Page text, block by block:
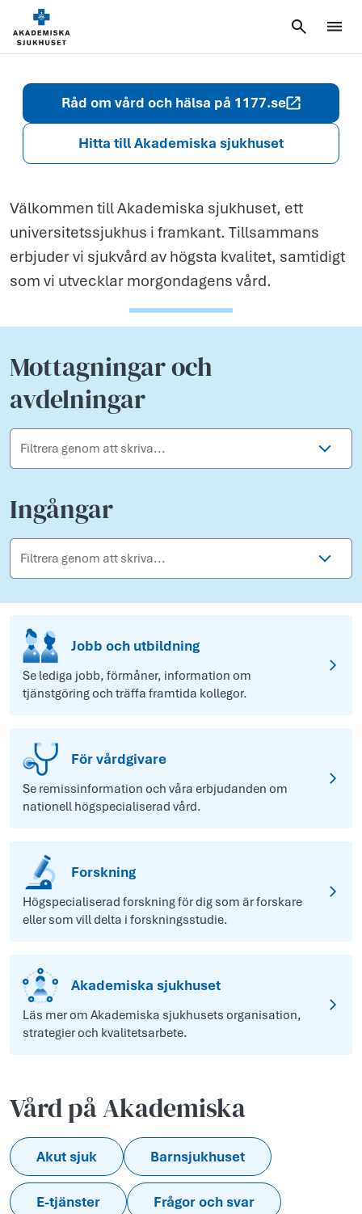
Råd om vård och hälsa på 1177.se
Hitta till Akademiska sjukhuset
Välkommen till Akademiska sjukhuset, ett
universitetssjukhus i framkant. Tillsammans
erbjuder vi sjukvård av högsta kvalitet, samtidigt
som vi utvecklar morgondagens vård.
Mottagningar och
avdelningar
Filtrera genom att skriva...
Ingångar
Filtrera genom att skriva...
Jobb och utbildning
Se lediga jobb, förmåner, information om
tjänstgöring och träffa framtida kollegor.
För vårdgivare
Se remissinformation och våra erbjudanden om
nationell högspecialiserad vård.
Forskning
Högspecialiserad forskning för dig som är forskare
eller som vill delta i forskningsstudie.
Akademiska sjukhuset
Läs mer om Akademiska sjukhusets organisation,
strategier och kvalitetsarbete.
Vård på Akademiska
Akut sjuk Barnsjukhuset
E-tjänster Frågor och svar